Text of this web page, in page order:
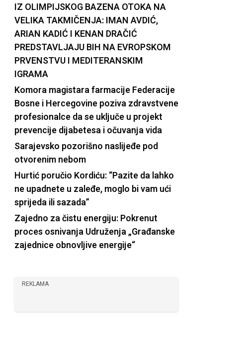
IZ OLIMPIJSKOG BAZENA OTOKA NA
VELIKA TAKMIČENJA: IMAN AVDIĆ,
ARIAN KADIĆ I KENAN DRAČIĆ
PREDSTAVLJAJU BIH NA EVROPSKOM
PRVENSTVU I MEDITERANSKIM
IGRAMA
Komora magistara farmacije Federacije
Bosne i Hercegovine poziva zdravstvene
profesionalce da se uključe u projekt
prevencije dijabetesa i očuvanja vida
Sarajevsko pozorišno naslijeđe pod
otvorenim nebom
Hurtić poručio Kordiću: “Pazite da lahko
ne upadnete u zaleđe, moglo bi vam ući
sprijeda ili sazada”
Zajedno za čistu energiju: Pokrenut
proces osnivanja Udruženja „Građanske
zajednice obnovljive energije“
REKLAMA